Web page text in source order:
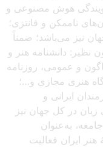
گویندگی هوش مصنوعی و
ناممکن و فانتزی؛
نیز می‌باشد؛ ضمناً
نظیر: دانشنامه هنر و
و عمومی، روزنامه
هنری مجازی و…؛
ایرانی و
در کل جهان نیز
به‌عنوان
ایران فعالیت